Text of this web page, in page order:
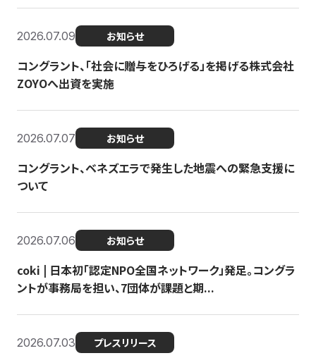
2026.07.09 お知らせ
コングラント、「社会に贈与をひろげる」を掲げる株式会社
ZOYOへ出資を実施
2026.07.07 お知らせ
コングラント、ベネズエラで発生した地震への緊急支援に
ついて
2026.07.06 お知らせ
coki | 日本初「認定NPO全国ネットワーク」発足。コングラ
ントが事務局を担い、7団体が課題と期...
2026.07.03 プレスリリース